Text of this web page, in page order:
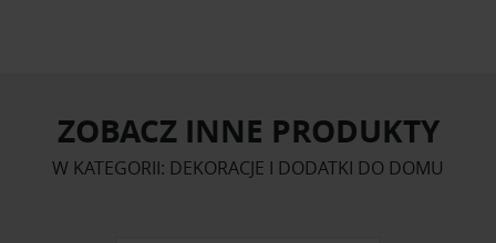
ZOBACZ INNE PRODUKTY
W KATEGORII: DEKORACJE I DODATKI DO DOMU